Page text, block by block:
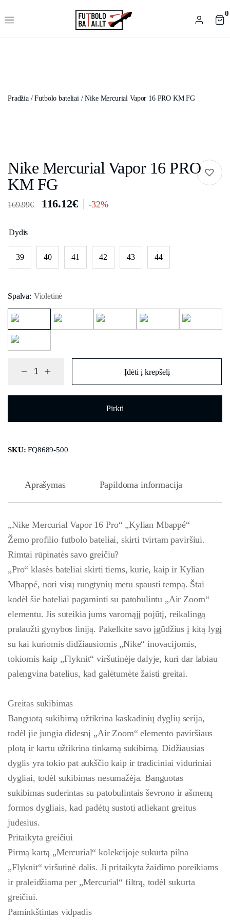
0
Pradžia/Futbolo bateliai/ Nike Mercurial Vapor 16 PRO KM FG
Nike Mercurial Vapor 16 PRO
KM FG
169.99€ 116.12€ -32%
Dydis
39 40 41 42 43 44
Spalva: Violetinė
Įdėti į krepšelį
Pirkti
SKU:FQ8689-500
Aprašymas Papildoma informacija
„Nike Mercurial Vapor 16 Pro“ „Kylian Mbappé“
Žemo profilio futbolo bateliai, skirti tvirtam paviršiui.
Rimtai rūpinatės savo greičiu?
„Pro“ klasės bateliai skirti tiems, kurie, kaip ir Kylian
Mbappé, nori visų rungtynių metu spausti tempą. Štai
kodėl šie bateliai pagaminti su patobulintu „Air Zoom“
elementu. Jis suteikia jums varomąjį pojūtį, reikalingą
pralaužti gynybos liniją. Pakelkite savo įgūdžius į kitą lygį
su kai kuriomis didžiausiomis „Nike“ inovacijomis,
tokiomis kaip „Flyknit“ viršutinėje dalyje, kuri dar labiau
palengvina batelius, kad galėtumėte žaisti greitai.
Greitas sukibimas
Banguotą sukibimą užtikrina kaskadinių dyglių serija,
todėl jie jungia didesnį „Air Zoom“ elemento paviršiaus
plotą ir kartu užtikrina tinkamą sukibimą. Didžiausias
dyglis yra tokio pat aukščio kaip ir tradiciniai viduriniai
dygliai, todėl sukibimas nesumažėja. Banguotas
sukibimas suderintas su patobulintais ševrono ir ašmenų
formos dygliais, kad padėtų sustoti atliekant greitus
judesius.
Pritaikyta greičiui
Pirmą kartą „Mercurial“ kolekcijoje sukurta pilna
„Flyknit“ viršutinė dalis. Ji pritaikyta žaidimo poreikiams
ir praleidžiama per „Mercurial“ filtrą, todėl sukurta
greičiui.
Paminkštintas vidpadis